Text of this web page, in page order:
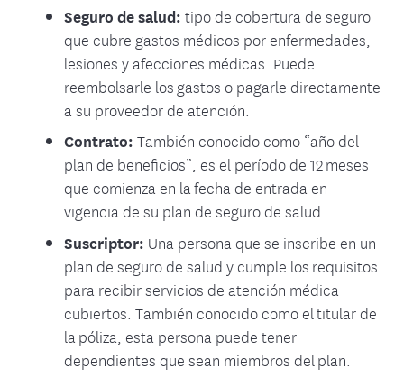
Seguro de salud: tipo de cobertura de seguro
que cubre gastos médicos por enfermedades,
lesiones y afecciones médicas. Puede
reembolsarle los gastos o pagarle directamente
a su proveedor de atención.
Contrato:También conocido como “año del
plan de beneficios”, es el período de 12 meses
que comienza en la fecha de entrada en
vigencia de su plan de seguro de salud.
Suscriptor: Una persona que se inscribe en un
plan de seguro de salud y cumple los requisitos
para recibir servicios de atención médica
cubiertos. También conocido como el titular de
la póliza, esta persona puede tener
dependientes que sean miembros del plan.